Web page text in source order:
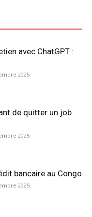
avec ChatGPT :
2025
de quitter un job
2025
bancaire au Congo
2025